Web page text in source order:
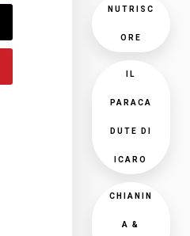
NUTRISC
ORE
IL
PARACA
DUTE DI
ICARO
CHIANIN
A &